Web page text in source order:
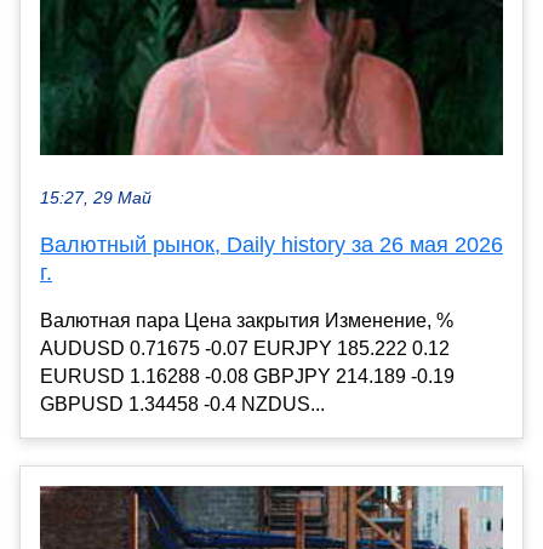
15:27, 29 Май
Валютный рынок, Daily history за 26 мая 2026
г.
Валютная пара Цена закрытия Изменение, %
AUDUSD 0.71675 -0.07 EURJPY 185.222 0.12
EURUSD 1.16288 -0.08 GBPJPY 214.189 -0.19
GBPUSD 1.34458 -0.4 NZDUS...